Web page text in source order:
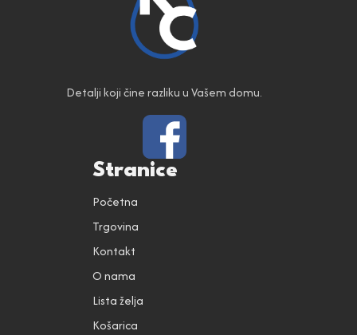
Detalji koji čine razliku u Vašem domu.
Stranice
Početna
Trgovina
Kontakt
O nama
Lista želja
Košarica